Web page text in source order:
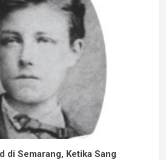
di Semarang, Ketika Sang